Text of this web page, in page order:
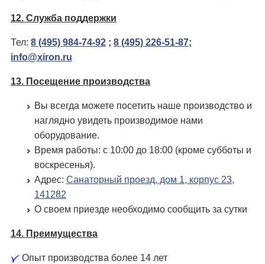
12. Служба поддержки
Тел: 8 (495) 984-74-92 ; 8 (495) 226-51-87;
info@xiron.ru
13. Посещение производства
Вы всегда можете посетить наше производство и
наглядно увидеть производимое нами
оборудование.
Время работы: c 10:00 до 18:00 (кроме субботы и
воскресенья).
Адрес: Санаторный проезд, дом 1, корпус 23,
141282
О своем приезде необходимо сообщить за сутки
14. Преимущества
Опыт производства более 14 лет